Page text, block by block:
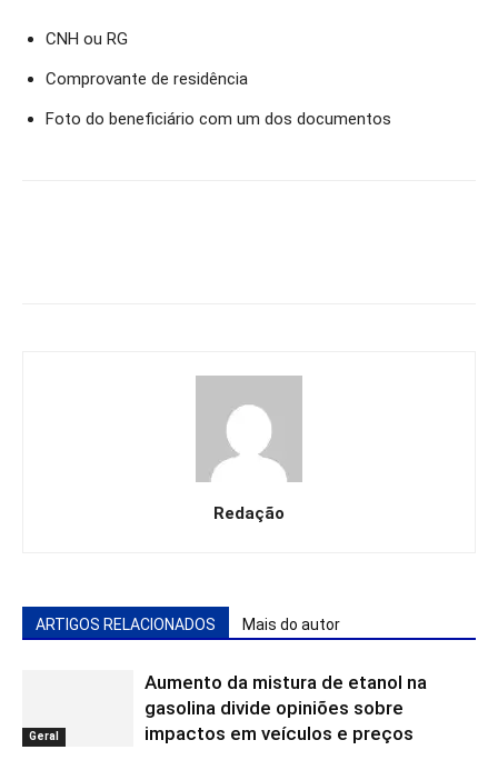
CNH ou RG
Comprovante de residência
Foto do beneficiário com um dos documentos
Redação
ARTIGOS RELACIONADOS Mais do autor
Geral
Aumento da mistura de etanol na
gasolina divide opiniões sobre
impactos em veículos e preços